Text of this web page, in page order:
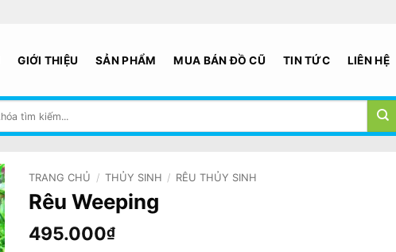
GIỚI THIỆU SẢN PHẨM MUA BÁN ĐỒ CŨ TIN TỨC LIÊN HỆ
TRANG CHỦ / THỦY SINH / RÊU THỦY SINH
Rêu Weeping
495.000₫